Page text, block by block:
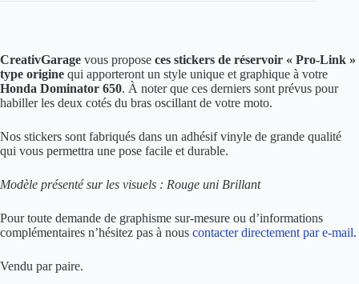
CreativGarage vous propose ces stickers de réservoir « Pro-Link »
type origine qui apporteront un style unique et graphique à votre
Honda Dominator 650. À noter que ces derniers sont prévus pour
habiller les deux cotés du bras oscillant de votre moto.
Nos stickers sont fabriqués dans un adhésif vinyle de grande qualité
qui vous permettra une pose facile et durable.
Modèle présenté sur les visuels : Rouge uni Brillant
Pour toute demande de graphisme sur-mesure ou d’informations
complémentaires n’hésitez pas à nous contacter directement par e-mail.
Vendu par paire.